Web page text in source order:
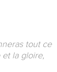
tout ce
la gloire,